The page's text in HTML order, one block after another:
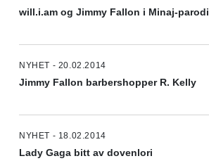
will.i.am og Jimmy Fallon i Minaj-parodi
NYHET - 20.02.2014
Jimmy Fallon barbershopper R. Kelly
NYHET - 18.02.2014
Lady Gaga bitt av dovenlori